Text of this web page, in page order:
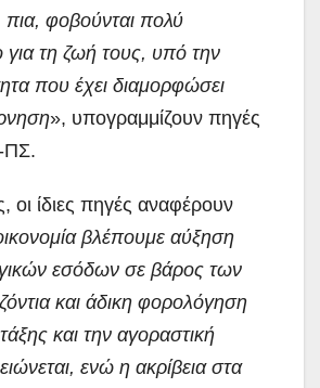
πια, φοβούνται πολύ
για τη ζωή τους, υπό την
που έχει διαμορφώσει
», υπογραμμίζουν πηγές
ΠΣ.
οι ίδιες πηγές αναφέρουν
βλέπουμε αύξηση
εσόδων σε βάρος των
και άδικη φορολόγηση
και την αγοραστική
ενώ η ακρίβεια στα